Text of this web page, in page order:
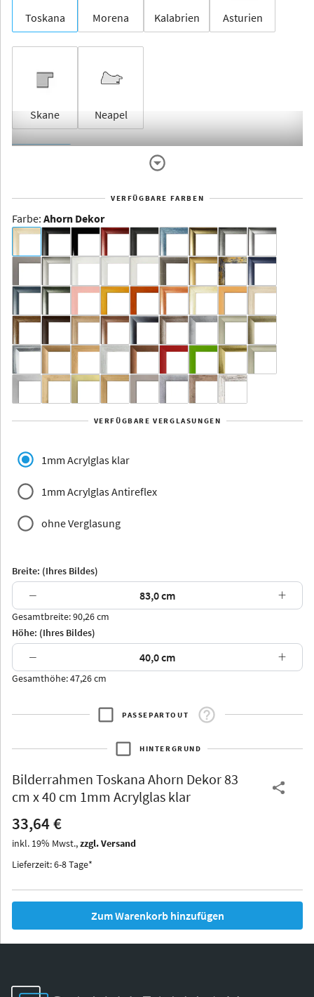
Toskana Morena Kalabrien Asturien
Skane Neapel
Dakota -
Rahmenloser
Aluminium
Yukon Alaska
Jersey Dauphine
Arran Luzern
Thurgau
Iowa
VERFÜGBARE FARBEN
Farbe: Ahorn Dekor
VERFÜGBARE VERGLASUNGEN
1mm Acrylglas klar
1mm Acrylglas Antireflex
ohne Verglasung
Breite: (Ihres Bildes)
− +
Gesamtbreite: 90,26 cm
Höhe: (Ihres Bildes)
− +
Gesamthöhe: 47,26 cm
PASSEPARTOUT
HINTERGRUND
Bilderrahmen Toskana Ahorn Dekor 83
cm x 40 cm 1mm Acrylglas klar
33,64 €
inkl. 19% Mwst.,zzgl. Versand
Lieferzeit: 6-8 Tage*
Zum Warenkorb hinzufügen